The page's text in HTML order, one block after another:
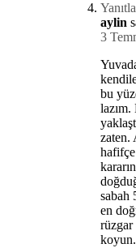
Yanıtla
aylin
3
bu
lazım.
zaten.
hafifçe
sabah
en
rüzgar
koyun.